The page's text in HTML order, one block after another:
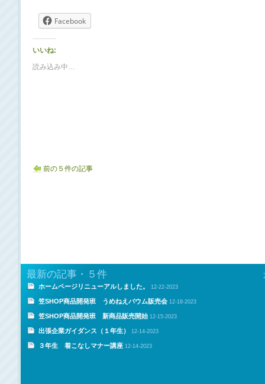
Facebook
いいね:
読み込み中…
前の５件の記事
最新の記事・５件
ホームページリニューアルしました。 12-22-2023
笠SHOP商品開発班 うめねえバウム販売会 12-18-2023
笠SHOP商品開発班 新商品販売開始 12-15-2023
出張企業ガイダンス（１年生） 12-14-2023
３年生 着こなしマナー講座 12-14-2023